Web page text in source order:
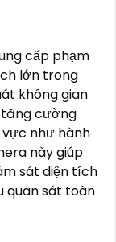
lắp đặt
Xác định vị
hợp, nơi
rộng.
camera IP có
toàn tin
thống mạng
hình ảnh mà
cấp phạm
lớn trong
không gian
tăng cường
vực như hành
này giúp
sát diện tích
quan sát toàn